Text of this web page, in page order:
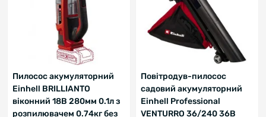
Пилосос акумуляторний
Einhell BRILLIANTO
віконний 18В 280мм 0.1л з
розпилювачем 0.74кг без
Повітродув-пилосос
садовий акумуляторний
Einhell Professional
VENTURRO 36/240 36В